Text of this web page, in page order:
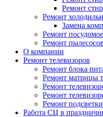
Ремонт
Ремонт
Замена
Ремонт
Ремонт пылесосов
О компании
Ремонт телевизоров
Ремонт блока
Ремонт матрицы
Ремонт
Ремонт
Ремонт
Работа СЦ в